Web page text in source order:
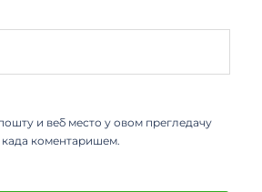
и веб место у овом прегледачу
када коментаришем.